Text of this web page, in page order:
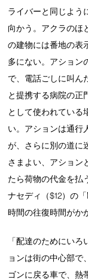
ライバーと同じよう
向かう。アクラのほ
の建物には番地の表
多にない。アション
で、電話ごしに叫ん
と提携する病院の正
として使われている
い。アションは通行
が、さらに別の道に
さまよい、アション
たら荷物の代金を払
ナセディ（$12）の
時間の往復時間がか
「配達のためにい
ョンは街の中心部で
ゴンに戻る車で、熱